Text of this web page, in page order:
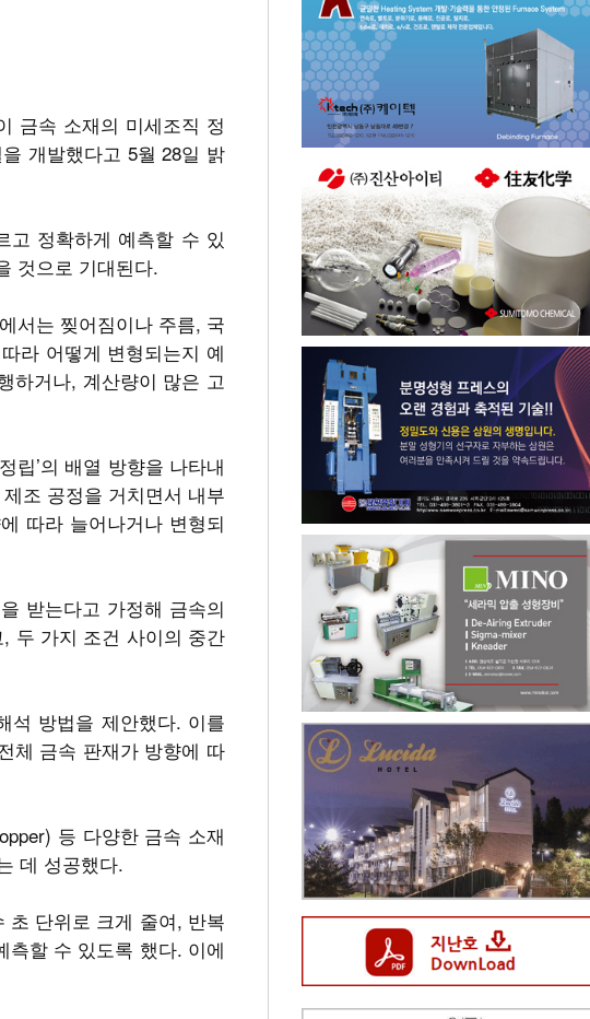
금속 소재의 미세조직 정
개발했다고 5월 28일 밝
고 정확하게 예측할 수 있
것으로 기대된다.
서는 찢어짐이나 주름, 국
라 어떻게 변형되는지 예
하거나, 계산량이 많은 고
립’의 배열 방향을 나타내
조 공정을 거치면서 내부
따라 늘어나거나 변형되
받는다고 가정해 금속의
두 가지 조건 사이의 중간
석 방법을 제안했다. 이를
체 금속 판재가 방향에 따
등 다양한 금속 소재
데 성공했다.
초 단위로 크게 줄여, 반복
할 수 있도록 했다. 이에